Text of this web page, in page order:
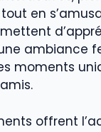
en
ambiance
moments
offrent